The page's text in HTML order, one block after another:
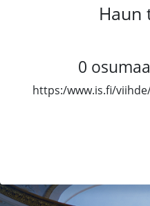
Haun
0
https:/www.is.fi/